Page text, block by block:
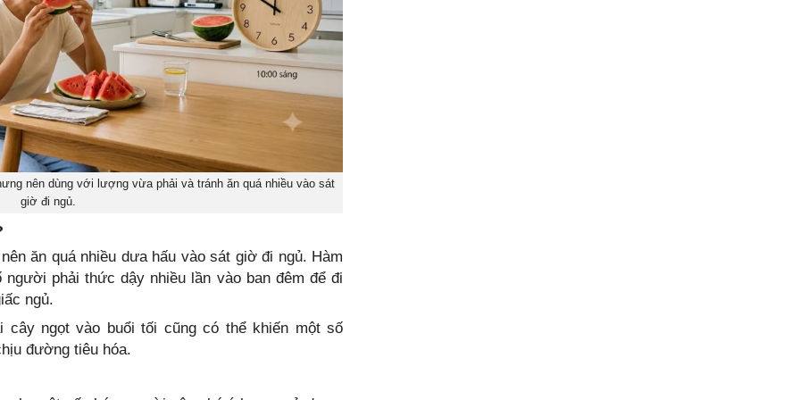
nên dùng với lượng vừa phải và tránh ăn quá nhiều vào sát
giờ đi ngủ.
ăn quá nhiều dưa hấu vào sát giờ đi ngủ. Hàm
phải thức dậy nhiều lần vào ban đêm để đi
ngủ.
cây ngọt vào buổi tối cũng có thể khiến một số
đường tiêu hóa.